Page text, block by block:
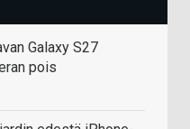
Galaxy S27
pois